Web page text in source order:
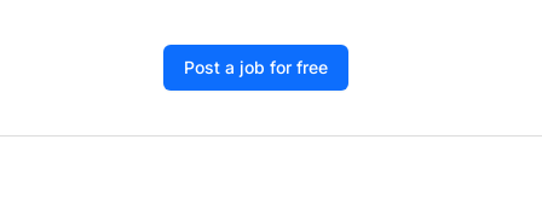
Post a job for free